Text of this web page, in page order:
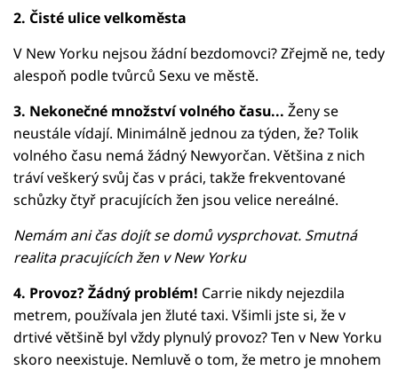
2. Čisté ulice velkoměsta
V New Yorku nejsou žádní bezdomovci? Zřejmě ne, tedy
alespoň podle tvůrců Sexu ve městě.
3. Nekonečné množství volného času... Ženy se
neustále vídají. Minimálně jednou za týden, že? Tolik
volného času nemá žádný Newyorčan. Většina z nich
tráví veškerý svůj čas v práci, takže frekventované
schůzky čtyř pracujících žen jsou velice nereálné.
Nemám ani čas dojít se domů vysprchovat. Smutná
realita pracujících žen v New Yorku
4. Provoz? Žádný problém! Carrie nikdy nejezdila
metrem, používala jen žluté taxi. Všimli jste si, že v
drtivé většině byl vždy plynulý provoz? Ten v New Yorku
skoro neexistuje. Nemluvě o tom, že metro je mnohem